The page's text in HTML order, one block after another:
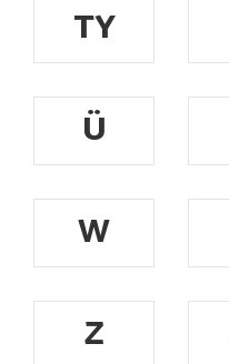
TY
Ü
W
Z